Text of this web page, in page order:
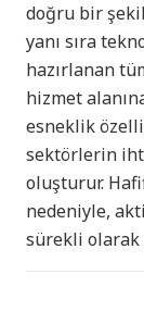
doğru bir
yanı sıra
hazırlanan
hizmet
esneklik
sektörlerin
oluşturur.
nedeniyle,
sürekli olarak